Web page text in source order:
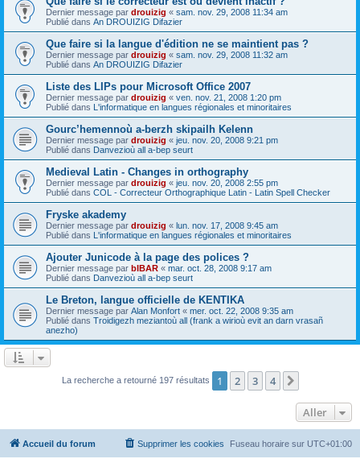
Dernier message par drouizig « sam. nov. 29, 2008 11:34 am
Publié dans An DROUIZIG Difazier
Que faire si la langue d'édition ne se maintient pas ?
Dernier message par drouizig « sam. nov. 29, 2008 11:32 am
Publié dans An DROUIZIG Difazier
Liste des LIPs pour Microsoft Office 2007
Dernier message par drouizig « ven. nov. 21, 2008 1:20 pm
Publié dans L'informatique en langues régionales et minoritaires
Gourc’hemennoù a-berzh skipailh Kelenn
Dernier message par drouizig « jeu. nov. 20, 2008 9:21 pm
Publié dans Danvezioù all a-bep seurt
Medieval Latin - Changes in orthography
Dernier message par drouizig « jeu. nov. 20, 2008 2:55 pm
Publié dans COL - Correcteur Orthographique Latin - Latin Spell Checker
Fryske akademy
Dernier message par drouizig « lun. nov. 17, 2008 9:45 am
Publié dans L'informatique en langues régionales et minoritaires
Ajouter Junicode à la page des polices ?
Dernier message par bIBAR « mar. oct. 28, 2008 9:17 am
Publié dans Danvezioù all a-bep seurt
Le Breton, langue officielle de KENTIKA
Dernier message par Alan Monfort « mer. oct. 22, 2008 9:35 am
Publié dans Troidigezh meziantoù all (frank a wirioù evit an darn vrasañ
anezho)
La recherche a retourné 197 résultats 1 2 3 4
Aller
Accueil du forum Fuseau horaire sur UTC+01:00
Supprimer les cookies